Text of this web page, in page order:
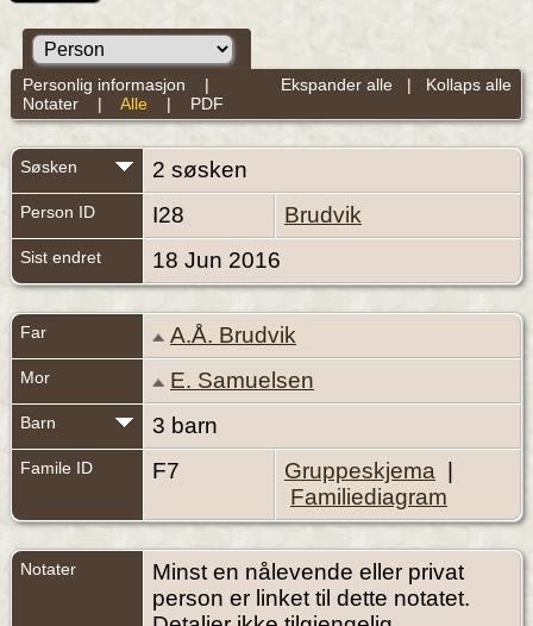
Ekspander alle | Kollaps alle
Personlig informasjon |
Notater| Alle | PDF
Søsken 2 søsken
Person ID I28 Brudvik
Sist endret 18 Jun 2016
Far A.Å. Brudvik
Mor E. Samuelsen
Barn 3 barn
Famile ID F7 Gruppeskjema
Familiediagram
Notater
Minst en nålevende eller privat
person er linket til dette notatet.